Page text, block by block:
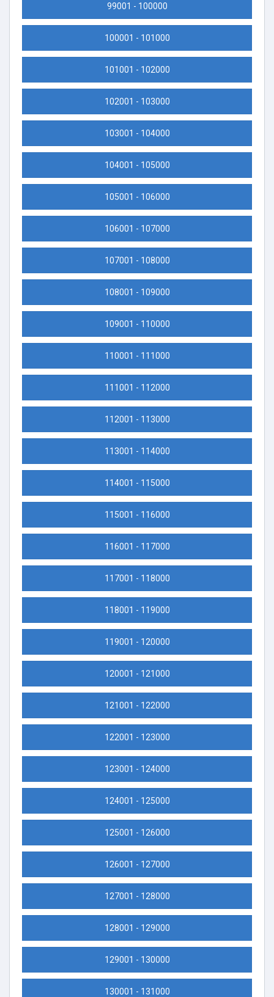
99001 - 100000
100001 - 101000
101001 - 102000
102001 - 103000
103001 - 104000
104001 - 105000
105001 - 106000
106001 - 107000
107001 - 108000
108001 - 109000
109001 - 110000
110001 - 111000
111001 - 112000
112001 - 113000
113001 - 114000
114001 - 115000
115001 - 116000
116001 - 117000
117001 - 118000
118001 - 119000
119001 - 120000
120001 - 121000
121001 - 122000
122001 - 123000
123001 - 124000
124001 - 125000
125001 - 126000
126001 - 127000
127001 - 128000
128001 - 129000
129001 - 130000
130001 - 131000